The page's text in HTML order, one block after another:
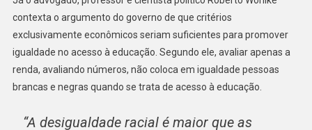
contexta o argumento do governo de que critérios
exclusivamente econômicos seriam suficientes para promover
igualdade no acesso à educação. Segundo ele, avaliar apenas a
renda, avaliando números, não coloca em igualdade pessoas
brancas e negras quando se trata de acesso à educação.
“A desigualdade racial é maior que as